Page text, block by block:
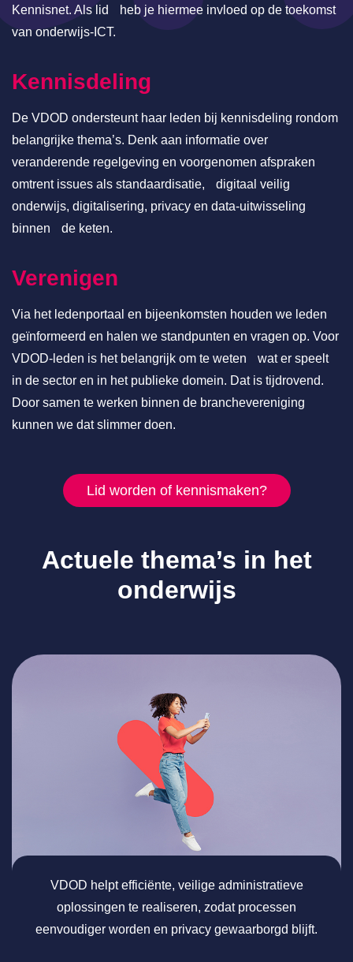
Kennisnet. Als lid heb je hiermee invloed op de toekomst
van onderwijs-ICT.
Kennisdeling
De VDOD ondersteunt haar leden bij kennisdeling rondom
belangrijke thema’s. Denk aan informatie over
veranderende regelgeving en voorgenomen afspraken
omtrent issues als standaardisatie, digitaal veilig
onderwijs, digitalisering, privacy en data-uitwisseling
binnen de keten.
Verenigen
Via het ledenportaal en bijeenkomsten houden we leden
geïnformeerd en halen we standpunten en vragen op. Voor
VDOD-leden is het belangrijk om te weten wat er speelt
in de sector en in het publieke domein. Dat is tijdrovend.
Door samen te werken binnen de branchevereniging
kunnen we dat slimmer doen.
Lid worden of kennismaken?
Actuele thema’s in het
onderwijs
VDOD helpt efficiënte, veilige administratieve
oplossingen te realiseren, zodat processen
eenvoudiger worden en privacy gewaarborgd blijft.